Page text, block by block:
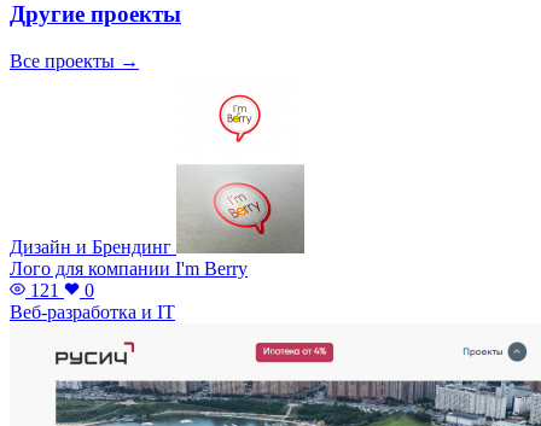
Другие проекты
Все проекты →
Дизайн и Брендинг
Лого для компании I'm Berry
121
0
Веб-разработка и IT